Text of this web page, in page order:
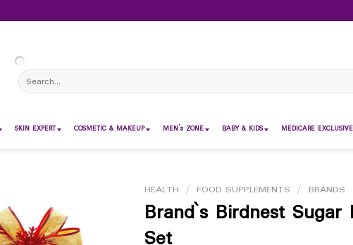
Search
for:
SKIN EXPERT COSMETIC & MAKEUP MEN’s ZONE BABY & KIDS MEDICARE
HEALTH / FOOD SUPPLEMENTS / BRANDS
Brand`s Birdnest Sugar